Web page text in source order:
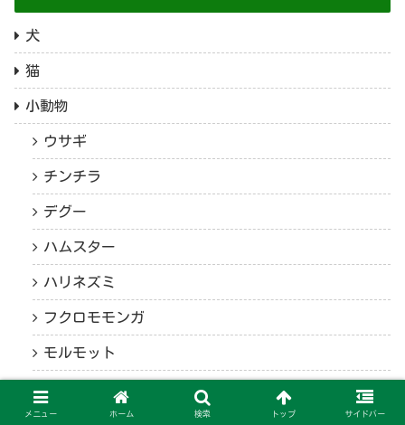
犬
猫
小動物
ウサギ
チンチラ
デグー
ハムスター
ハリネズミ
フクロモモンガ
モルモット
爬虫類
メニュー ホーム 検索 トップ サイドバー